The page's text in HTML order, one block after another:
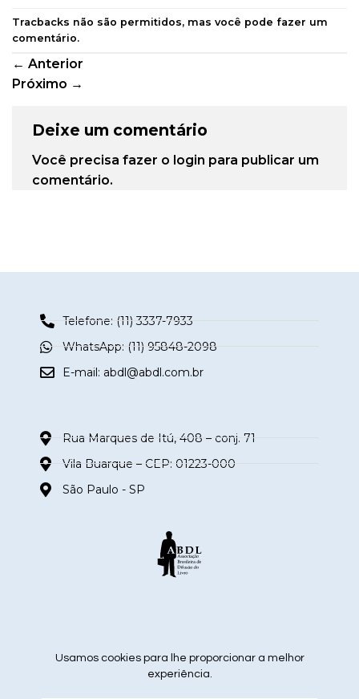
Tracbacks não são permitidos, mas você pode fazer um
comentário.
← Anterior
Próximo →
Deixe um comentário
Você precisa fazer o login para publicar um
comentário.
Telefone: (11) 3337-7933
WhatsApp: (11) 95848-2098
E-mail: abdl@abdl.com.br
Rua Marques de Itú, 408 – conj. 71
Vila Buarque – CEP: 01223-000
São Paulo - SP
siga nas redes sociais
Usamos cookies para lhe proporcionar a melhor
experiência.